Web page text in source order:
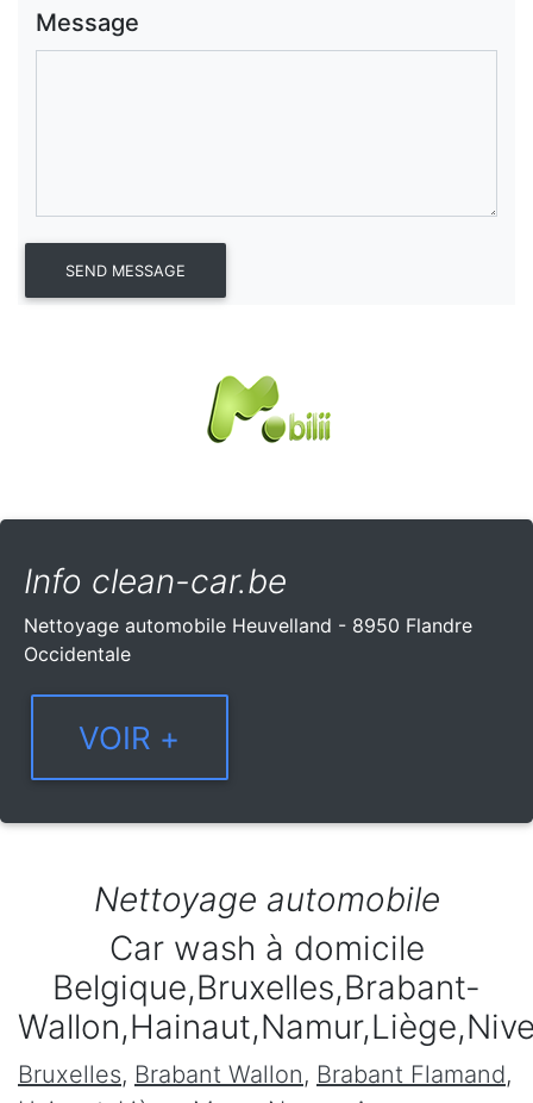
Message
Info clean-car.be
Nettoyage automobile Heuvelland - 8950 Flandre
Occidentale
Nettoyage automobile
Car wash à domicile
Belgique,Bruxelles,Brabant-
Bruxelles, Brabant Wallon, Brabant Flamand,